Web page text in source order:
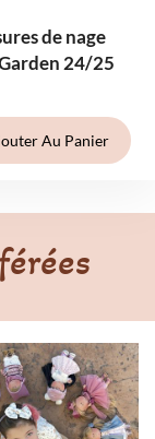
de nage
24/25
Au Panier